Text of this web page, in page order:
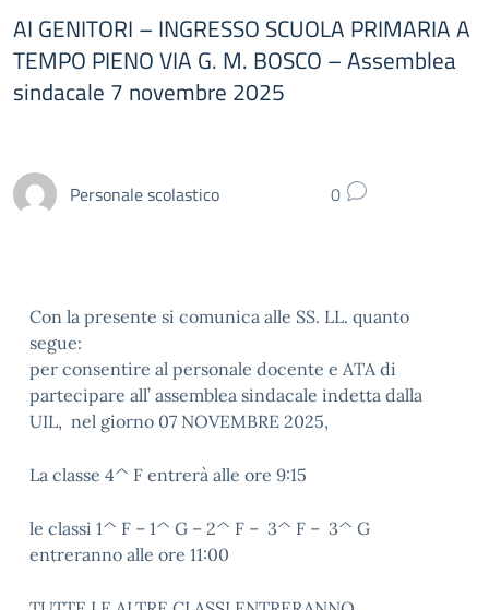
AI GENITORI – INGRESSO SCUOLA PRIMARIA A
TEMPO PIENO VIA G. M. BOSCO – Assemblea
sindacale 7 novembre 2025
Personale scolastico 0
Con la presente si comunica alle SS. LL. quanto
segue:
per consentire al personale docente e ATA di
partecipare all’ assemblea sindacale indetta dalla
UIL, nel giorno 07 NOVEMBRE 2025,
La classe 4^ F entrerà alle ore 9:15
le classi 1^ F – 1^ G – 2^ F – 3^ F – 3^ G
entreranno alle ore 11:00